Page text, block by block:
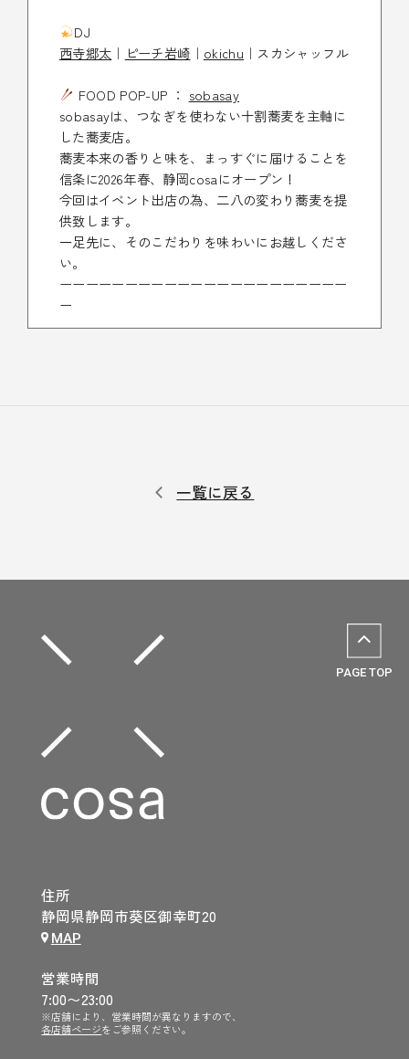
DJ
西寺郷太 ｜ ピーチ岩崎 ｜ okichu ｜スカシャッフル
FOOD POP-UP ： sobasay
sobasayは、つなぎを使わない十割蕎麦を主軸に
した蕎麦店。
蕎麦本来の香りと味を、まっすぐに届けることを
信条に2026年春、静岡cosaにオープン！
今回はイベント出店の為、二八の変わり蕎麦を提
供致します。
一足先に、そのこだわりを味わいにお越しくださ
い。
ーーーーーーーーーーーーーーーーーーーーーー
ー
一覧に戻る
PAGE TOP
住所
静岡県静岡市葵区御幸町20
MAP
営業時間
7:00〜23:00
※店舗により、営業時間が異なりますので、
各店舗ページをご参照ください。